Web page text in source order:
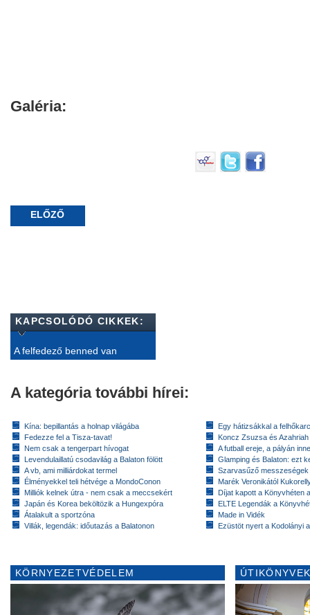
Galéria:
ELŐZŐ
KAPCSOLÓDÓ CIKKEK:
A felfedező benned van
A kategória további hírei:
Kína: bepillantás a holnap világába
Fedezze fel a Tisza-tavat!
Nem csak a tengerpart hívogat
Levendulaillatú csodavilág a Balaton fölött
A vb, ami milliárdokat termel
Élményekkel teli hétvége a MondoConon
Milliók kelnek útra - nem csak a meccsekért
Japán és Korea beköltözik a Hungexpóra
Átalakult a sportzóna
Villák, legendák: időutazás a Balatonon
Egy hátizsákkal a
Koncz Zsuzsa és
A futball ereje, a pályán
Glamping és Balaton: ezt
Szarvasűző messzeségek
Marék Veronikától
Díjat kapott a Könyvhéten
ELTE Legendák a
Made in Vidék
Ezüstöt nyert a Kodolányi
KÖRNYEZETVÉDELEM